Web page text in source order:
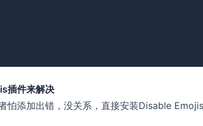
插件来解决
怕添加出错，没关系，直接安装Disable